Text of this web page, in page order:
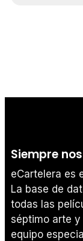
Siempre
eCartelera es
La base de
todas las
séptimo arte
equipo